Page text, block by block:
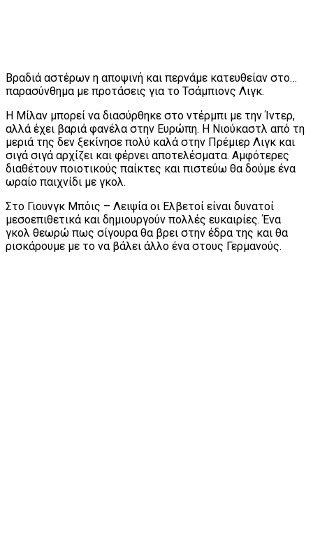
Βραδιά αστέρων η αποψινή και περνάμε κατευθείαν στο…
παρασύνθημα με προτάσεις για το Τσάμπιονς Λιγκ.
Η Μίλαν μπορεί να διασύρθηκε στο ντέρμπι με την Ίντερ,
αλλά έχει βαριά φανέλα στην Ευρώπη. Η Νιούκαστλ από τη
μεριά της δεν ξεκίνησε πολύ καλά στην Πρέμιερ Λιγκ και
σιγά σιγά αρχίζει και φέρνει αποτελέσματα. Αμφότερες
διαθέτουν ποιοτικούς παίκτες και πιστεύω θα δούμε ένα
ωραίο παιχνίδι με γκολ.
Στο Γιουνγκ Μπόις – Λειψία οι Ελβετοί είναι δυνατοί
μεσοεπιθετικά και δημιουργούν πολλές ευκαιρίες. Ένα
γκολ θεωρώ πως σίγουρα θα βρει στην έδρα της και θα
ρισκάρουμε με το να βάλει άλλο ένα στους Γερμανούς.